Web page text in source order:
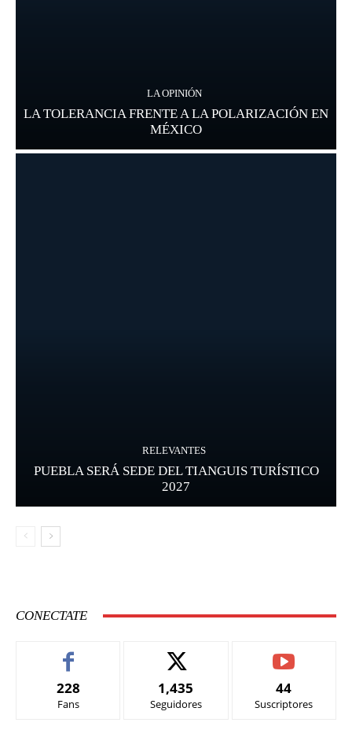
LA OPINIÓN
LA TOLERANCIA FRENTE A LA POLARIZACIÓN EN
MÉXICO
RELEVANTES
PUEBLA SERÁ SEDE DEL TIANGUIS TURÍSTICO
2027
CONECTATE
228
Fans
1,435
Seguidores
44
Suscriptores